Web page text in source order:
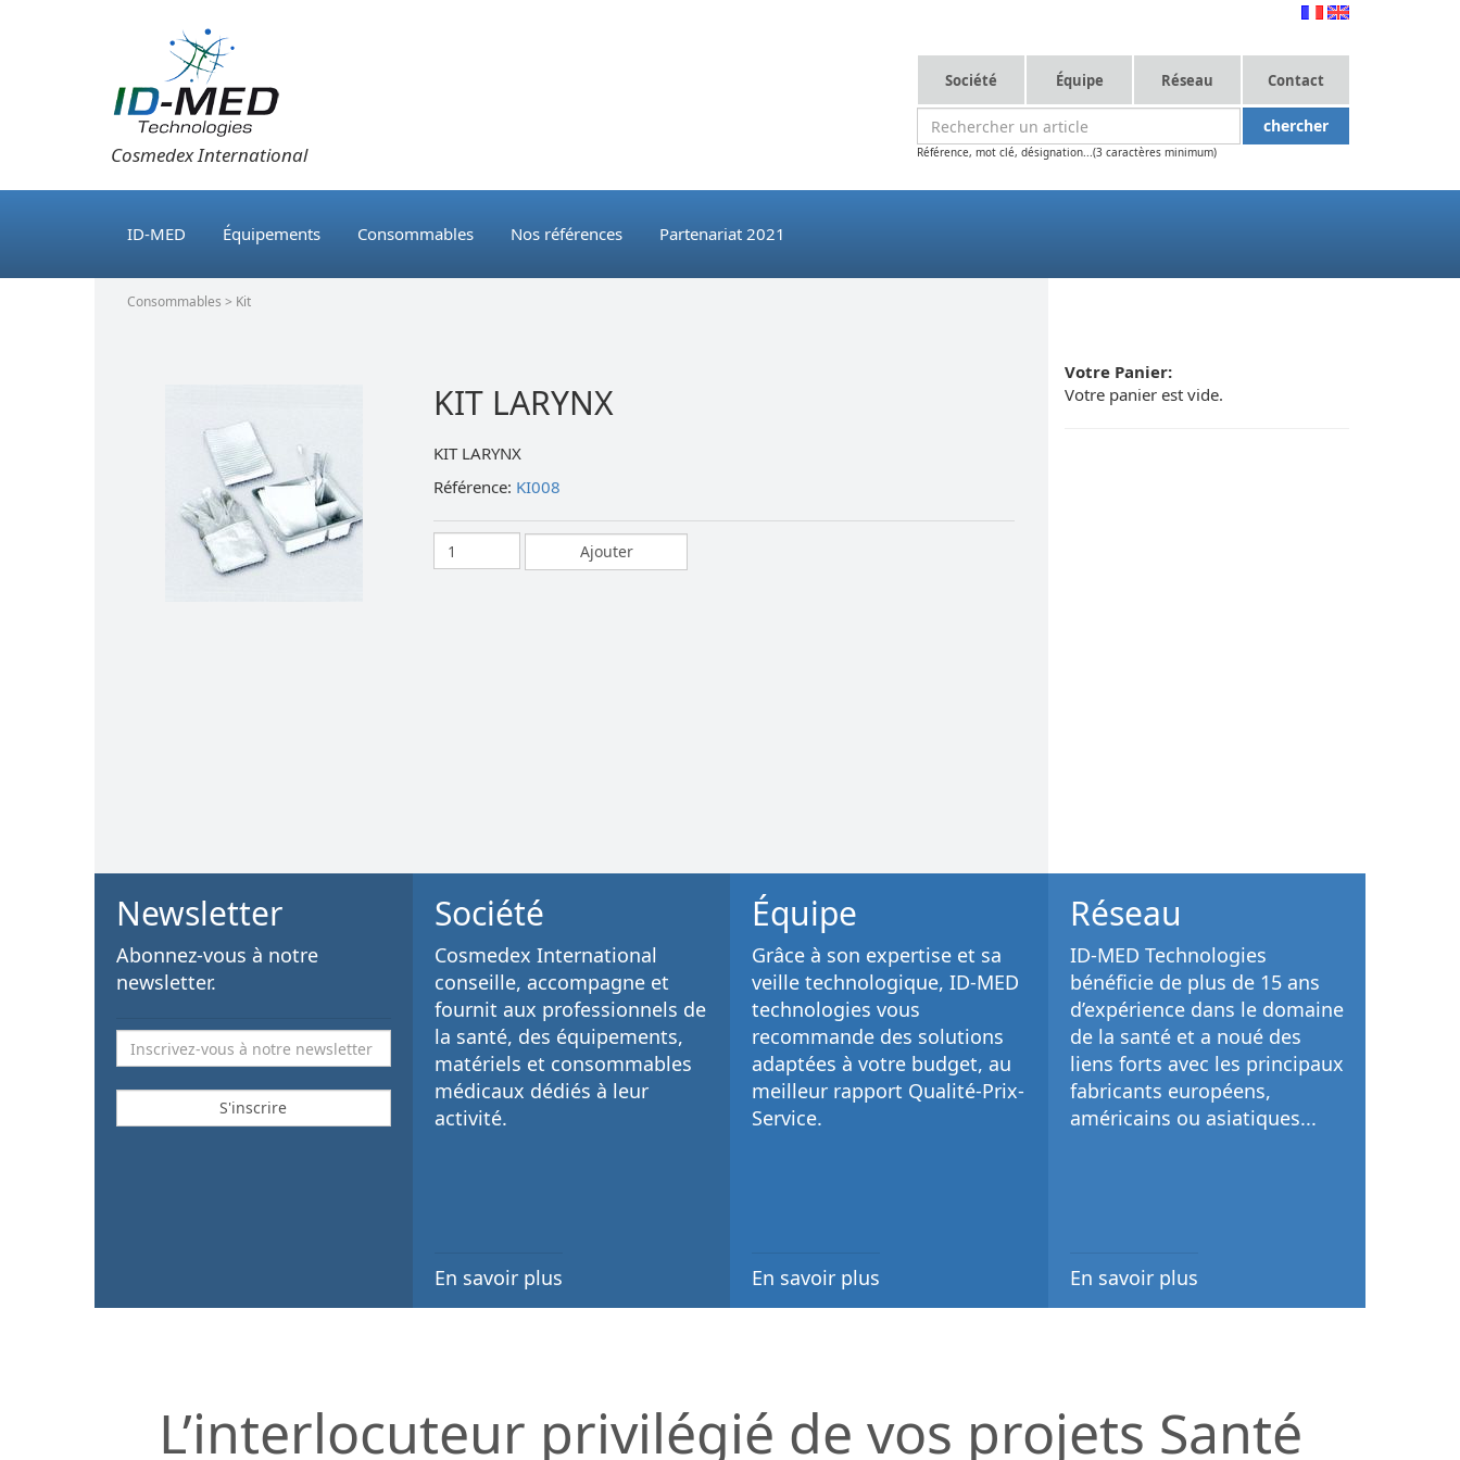
Cosmedex International
Société Équipe Réseau Contact
Référence, mot clé, désignation...(3 caractères minimum)
ID-MED Équipements Consommables Nos références Partenariat 2021
Consommables > Kit
KIT LARYNX
KIT LARYNX
Référence: KI008
Votre Panier:
Votre panier est vide.
Newsletter
Abonnez-vous à notre
newsletter.
Société
Cosmedex International
conseille, accompagne et
fournit aux professionnels de
la santé, des équipements,
matériels et consommables
médicaux dédiés à leur
activité.
En savoir plus
Équipe
Grâce à son expertise et sa
veille technologique, ID-MED
technologies vous
recommande des solutions
adaptées à votre budget, au
meilleur rapport Qualité-Prix-
Service.
En savoir plus
Réseau
ID-MED Technologies
bénéficie de plus de 15 ans
d’expérience dans le domaine
de la santé et a noué des
liens forts avec les principaux
fabricants européens,
américains ou asiatiques...
En savoir plus
L’interlocuteur privilégié de vos projets Santé